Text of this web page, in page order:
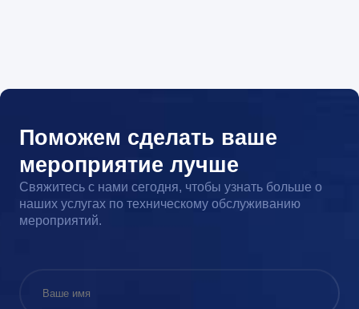
Поможем сделать ваше
мероприятие лучше
Свяжитесь с нами сегодня, чтобы узнать больше о
наших услугах по техническому обслуживанию
мероприятий.